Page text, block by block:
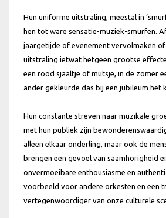
Hun uniforme uitstraling, meestal in
hen tot ware sensatie-muziek-smurfen.
jaargetijde of evenement vervolmaken
uitstraling ietwat hetgeen grootse
een rood sjaaltje of mutsje, in de zomer
ander gekleurde das bij een jubileum het
Hun constante streven naar muzikale
met hun publiek zijn
alleen elkaar onderling, maar ook de
brengen een gevoel van saamhorigheid
onvermoeibare enthousiasme en
voorbeeld voor andere orkesten en een
vertegenwoordiger van onze culturele